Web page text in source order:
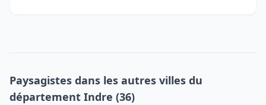
Paysagistes dans les autres villes du
département Indre (36)